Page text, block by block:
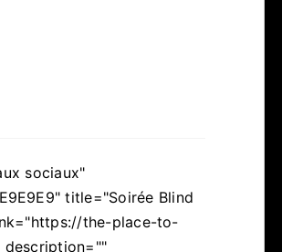
sociaux"
title="Soirée Blind
the-place-to-